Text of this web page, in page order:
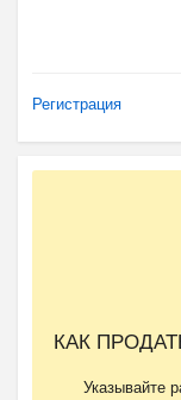
Регистрация
КАК
Указывайте